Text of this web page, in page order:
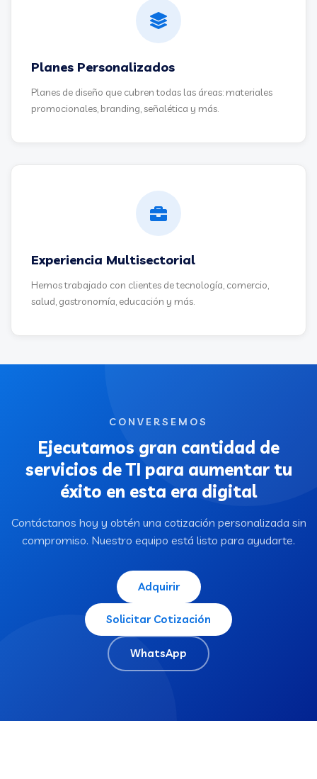
Planes Personalizados
Planes de diseño que cubren todas las áreas: materiales
promocionales, branding, señalética y más.
Experiencia Multisectorial
Hemos trabajado con clientes de tecnología, comercio,
salud, gastronomía, educación y más.
CONVERSEMOS
Ejecutamos gran cantidad de
servicios de TI para aumentar tu
éxito en esta era digital
Contáctanos hoy y obtén una cotización personalizada sin
compromiso. Nuestro equipo está listo para ayudarte.
Adquirir
Solicitar Cotización
WhatsApp